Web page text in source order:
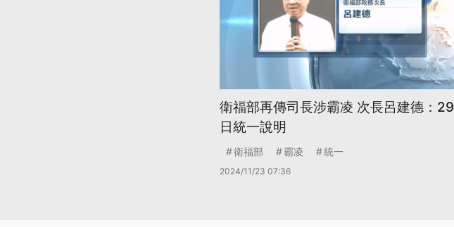
衛福部再傳司長涉霸凌 次長呂建德：29
日統一說明
衛福部 霸凌 統一
2024/11/23 07:36